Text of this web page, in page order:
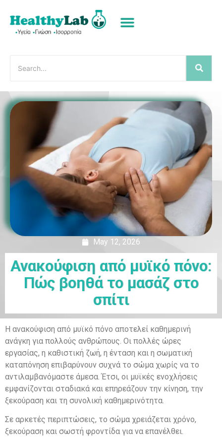
May 12, 2026
Ανακούφιση από μυϊκό πόνο:
Πώς βοηθά το μασάζ στο
σπίτι
Η ανακούφιση από μυϊκό πόνο αποτελεί καθημερινή
ανάγκη για πολλούς ανθρώπους. Οι πολλές ώρες
εργασίας, η καθιστική ζωή, η ένταση και η σωματική
καταπόνηση επιβαρύνουν συχνά το σώμα χωρίς να το
αντιλαμβανόμαστε άμεσα. Έτσι, οι μυϊκές ενοχλήσεις
εμφανίζονται σταδιακά και επηρεάζουν την κίνηση, την
ξεκούραση και τη συνολική καθημερινότητα.
Σε αρκετές περιπτώσεις, το σώμα χρειάζεται χρόνο,
ξεκούραση και σωστή φροντίδα για να επανέλθει.